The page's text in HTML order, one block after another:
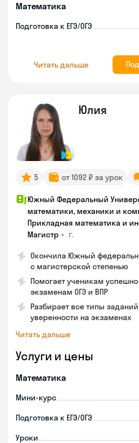
Математика
Подготовка к ЕГЭ/ОГЭ
Читать дальше
Юлия
5 от 1092 ₽ за урок
Южный Федеральный
математики, механики и
Прикладная математика и
Магистр • г.
Окончила Южный
с магистерской степенью
Помогает ученикам успешно
экзаменам ОГЭ и ВПР
Разбирает все типы
уверенности на экзаменах
Читать дальше
Услуги и цены
Математика
Мини-курс
Подготовка к ЕГЭ/ОГЭ
Уроки